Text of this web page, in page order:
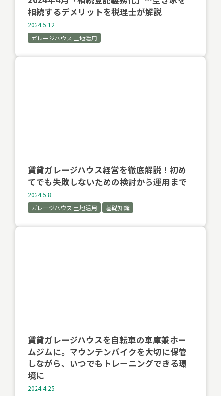
相続するデメリットを税理士が解説
2024.5.12
ガレージハウス 土地活用
賃貸ガレージハウス経営を徹底解説！初め
てでも失敗しないための検討から運用まで
2024.5.8
ガレージハウス 土地活用
基礎知識
賃貸ガレージハウスを自転車の車庫兼ホー
ムジムに。マウンテンバイクを大切に保管
しながら、いつでもトレーニングできる環
境に
2024.4.25